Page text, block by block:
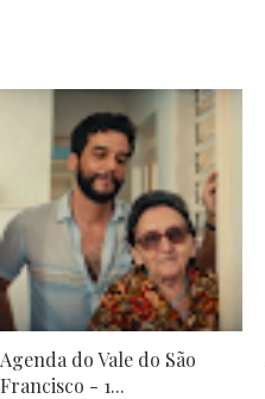
Agenda do Vale do São
Francisco - 1...